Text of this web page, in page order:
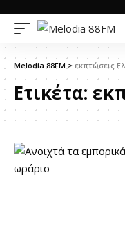
Melodia 88FM > εκπτώσεις
Ετικέτα: